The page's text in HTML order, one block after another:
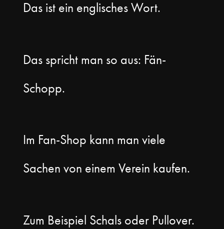
Das ist ein englisches Wort.
Das spricht man so aus: Fän-
Schopp.
Im Fan-Shop kann man viele
Sachen von einem Verein kaufen.
Zum Beispiel Schals oder Pullover.